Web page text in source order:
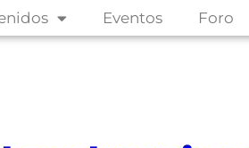
Eventos Foro